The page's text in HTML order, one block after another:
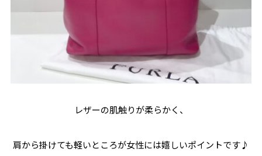
レザーの肌触りが柔らかく、
肩から掛けても軽いところが女性には嬉しいポイントです♪